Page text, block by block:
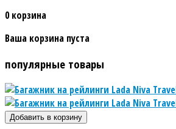
0 корзина
Ваша корзина пуста
популярные товары